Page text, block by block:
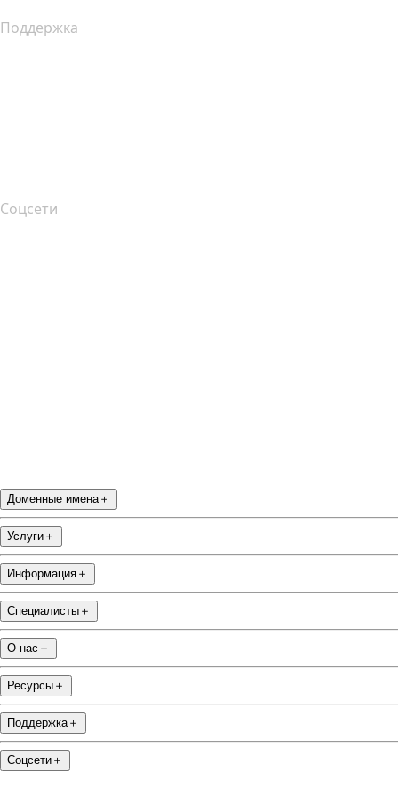
Поддержка
Соцсети
Доменные имена＋
Услуги ＋
Информация ＋
Специалисты ＋
О нас ＋
Ресурсы ＋
Поддержка＋
Соцсети ＋